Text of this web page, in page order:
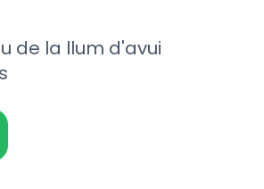
de la llum d'avui